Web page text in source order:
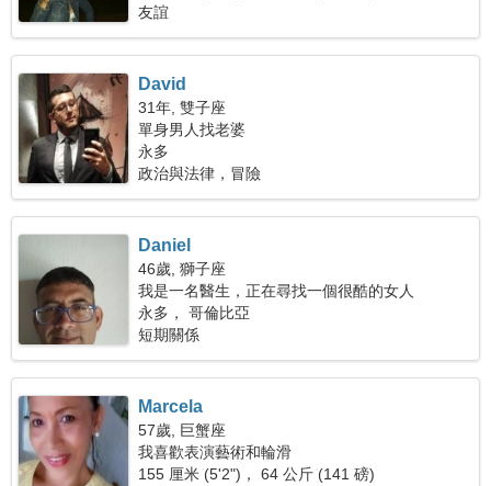
友誼
David
31年, 雙子座
單身男人找老婆
永多
政治與法律，冒險
Daniel
46歲, 獅子座
我是一名醫生，正在尋找一個很酷的女人
永多， 哥倫比亞
短期關係
Marcela
57歲, 巨蟹座
我喜歡表演藝術和輪滑
155 厘米 (5'2")， 64 公斤 (141 磅)